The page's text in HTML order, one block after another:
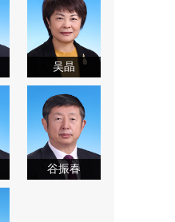
吴晶
谷振春